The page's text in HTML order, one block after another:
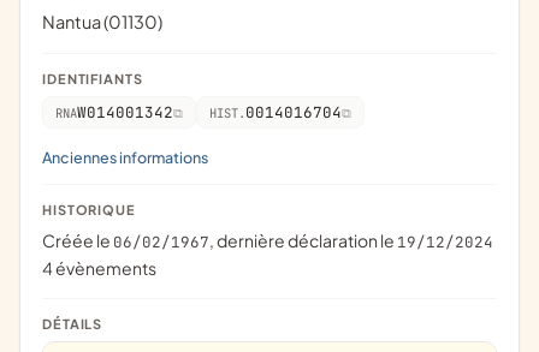
Nantua (01130)
IDENTIFIANTS
RNAW014001342 HIST. 0014016704
Anciennes informations
HISTORIQUE
Créée le 06/02/1967, dernière déclaration le 19/12/2024
4 évènements
DÉTAILS